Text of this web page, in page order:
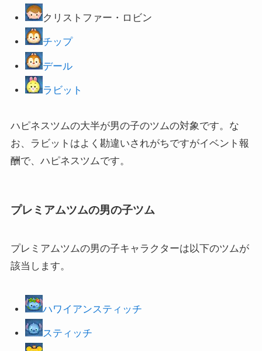
クリストファー・ロビン
チップ
デール
ラビット
ハピネスツムの大半が男の子のツムの対象です。な
お、ラビットはよく勘違いされがちですがイベント報
酬で、ハピネスツムです。
プレミアムツムの男の子ツム
プレミアムツムの男の子キャラクターは以下のツムが
該当します。
ハワイアンスティッチ
スティッチ